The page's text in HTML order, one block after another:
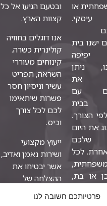
פרטיותכם חשובה לנו
או
עיסקי.
ישנו בית
יפיפה
ניתן
את
עם
בבית
הצורך.
את היום
שלכם
אחרת. לכל
או בת,
הולדת,
ובטעם הגיעו אל כל
קצוות הארץ.
אנו דוגלים בחוויה
קולינרית כשרה.
קינוחים מעוררי
השראה, תפריט
עשיר וניסיון חסר
פשרות שיתאימו
לכם לכל צורך
וכיס.
ייעוץ מקצועי
ושירות נאמן ואדיב,
אשר יבטיחו את
ההצלחה של
האירוע שלכם.